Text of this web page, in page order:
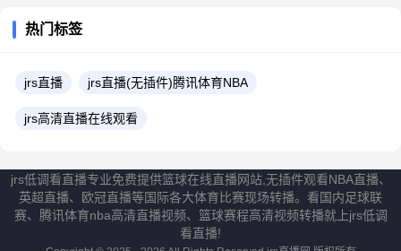
热门标签
jrs直播 jrs直播(无插件)腾讯体育NBA
jrs高清直播在线观看
jrs低调看直播专业免费提供篮球在线直播网站,无插件观看NBA直播、
英超直播、欧冠直播等国际各大体育比赛现场转播。看国内足球联
赛、腾讯体育nba高清直播视频、篮球赛程高清视频转播就上jrs低调
看直播!